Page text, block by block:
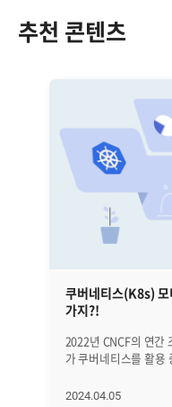
추천 콘텐츠
쿠버네티스(K8s) 모
가지?!
2022년 CNCF의 연간
가 쿠버네티스를 활용
K8s) 시장의 규모가 올
2024.04.05